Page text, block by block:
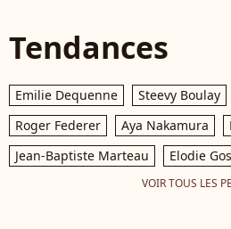
Tendances
Emilie Dequenne Steevy Boulay
Roger Federer
Aya Nakamura
Jean-Baptiste Marteau
Elodie
VOIR TOUS LES